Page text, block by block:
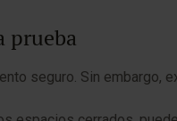
prueba
seguro. Sin embargo,